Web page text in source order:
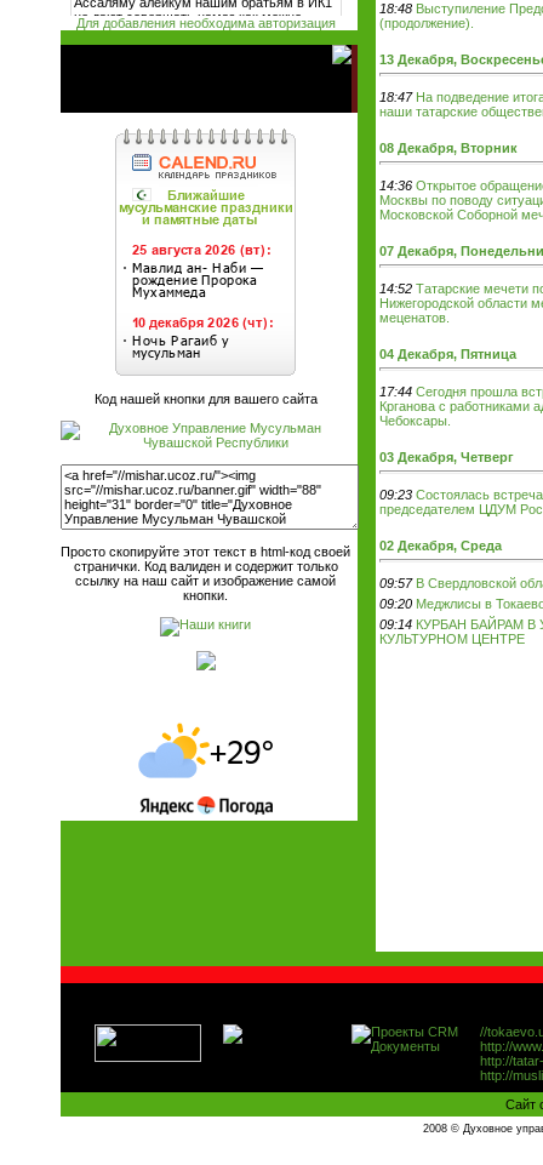
Для добавления необходима авторизация
Код нашей кнопки для вашего сайта
Просто скопируйте этот текст в html-код своей
странички. Код валиден и содержит только
ссылку на наш сайт и изображение самой
кнопки.
18:48 Выступиление
(продолжение).
13 Декабря,
18:47 На подведение
наши татарские
08 Декабря, Вторник
14:36 Открытое
Москвы по поводу
Московской Соборной
07 Декабря,
14:52 Татарские мечети
Нижегородской области
меценатов.
04 Декабря, Пятница
17:44 Сегодня прошла
Крганова с работниками
Чебоксары.
03 Декабря, Четверг
09:23 Состоялась
председателем ЦДУМ
02 Декабря, Среда
09:57 В Свердловской
09:20 Меджлисы в
09:14 КУРБАН БАЙРАМ
КУЛЬТУРНОМ ЦЕНТРЕ
//
http://
http://
http://
Сайт
2008 © Духовное